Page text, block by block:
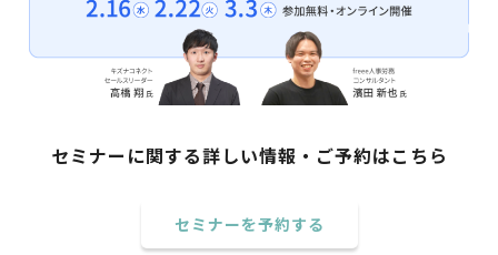
セミナーに関する詳しい情報・ご予約はこちら
セミナーを予約する